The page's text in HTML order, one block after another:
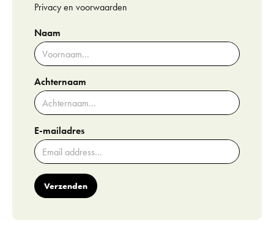
Privacy en voorwaarden
Naam
Achternaam
E-mailadres
Verzenden